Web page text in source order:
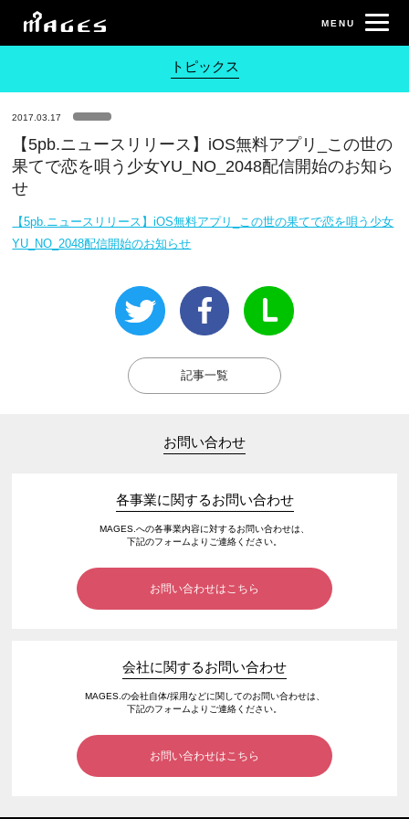
トピックス
2017.03.17
【5pb.ニュースリリース】iOS無料アプリ_この世の
果てで恋を唄う少女YU_NO_2048配信開始のお知ら
せ
【5pb.ニュースリリース】iOS無料アプリ_この世の果てで恋を唄う少女
YU_NO_2048配信開始のお知らせ
記事一覧
お問い合わせ
各事業に関するお問い合わせ
MAGES.への各事業内容に対するお問い合わせは、
下記のフォームよりご連絡ください。
お問い合わせはこちら
会社に関するお問い合わせ
MAGES.の会社自体/採用などに関してのお問い合わせは、
下記のフォームよりご連絡ください。
お問い合わせはこちら